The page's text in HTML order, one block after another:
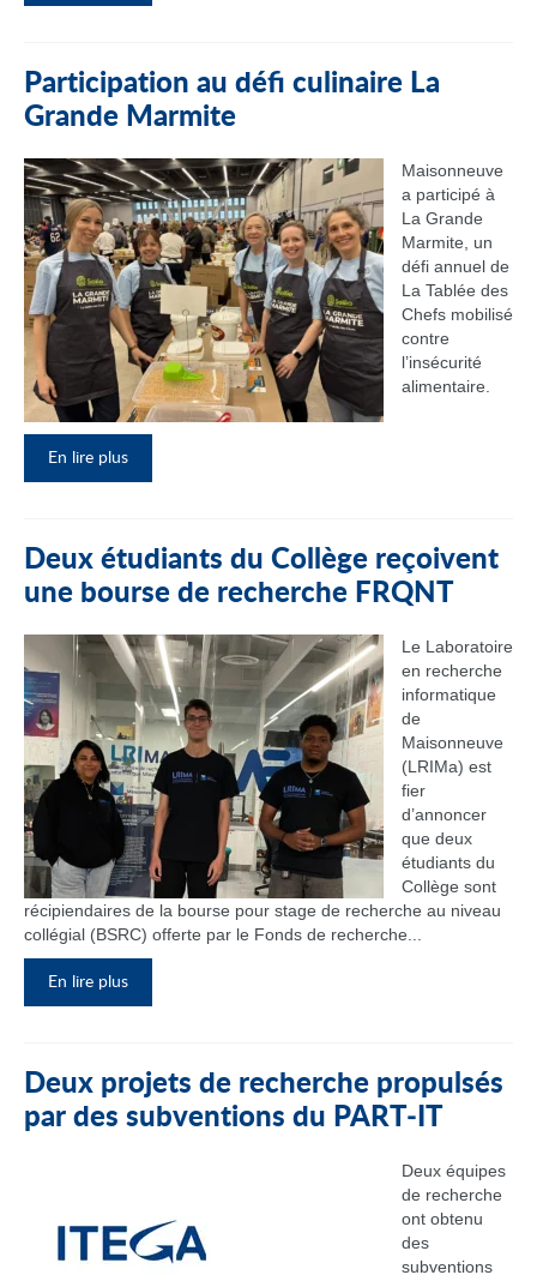
Participation au défi culinaire La
Grande Marmite
Maisonneuve
a participé à
La Grande
Marmite, un
défi annuel de
La Tablée des
Chefs mobilisé
contre
l’insécurité
alimentaire.
En lire plus
Deux étudiants du Collège reçoivent
une bourse de recherche FRQNT
Le Laboratoire
en recherche
informatique
de
Maisonneuve
(LRIMa) est
fier
d’annoncer
que deux
étudiants du
Collège sont
récipiendaires de la bourse pour stage de recherche au niveau
collégial (BSRC) offerte par le Fonds de recherche...
En lire plus
Deux projets de recherche propulsés
par des subventions du PART‑IT
Deux équipes
de recherche
ont obtenu
des
subventions